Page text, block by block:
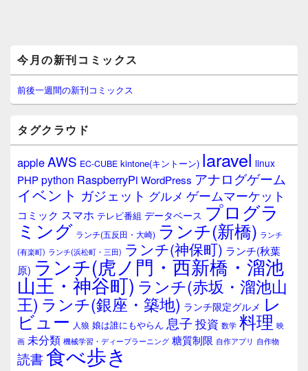
イ
ン
サ
イ
ウ
ィ
ジ
ェ
ア
今月の新刊コミックス
前後一週間の新刊コミックス
タグクラウド
appleAWS EC-CUBE kintone(キントーン) laravel linux
PHPpython RaspberryPi WordPress アナログゲーム
イベント ガジェット グルメ ゲームマーケット
コミック スマホ テレビ番組 データベース プログラ
ミング ランチ(五反田・大崎) ランチ(新橋) ランチ
(有楽町) ランチ(浜松町・三田) ランチ(神保町) ランチ(秋葉
原) ランチ(虎ノ門・西新橋・溜池
山王・神谷町) ランチ(赤坂・溜池山
王) ランチ(銀座・築地) ランチ限定グルメ レ
ビュー 人狼 娘は誰にもやらん 息子 投資 数学 料理 映
画 未分類 機械学習・ディープラーニング 糖質制限 自作アプリ 自作物
読書食べ歩き